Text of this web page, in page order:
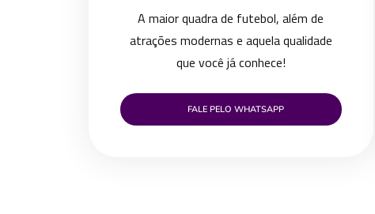
A maior quadra de futebol, além de
atrações modernas e aquela qualidade
que você já conhece!
FALE PELO WHATSAPP